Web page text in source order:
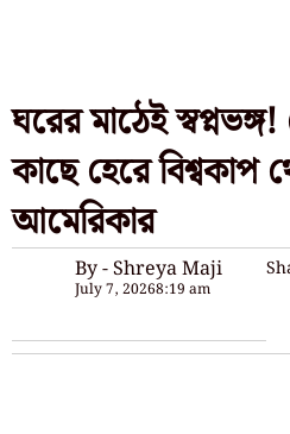
ঘরের মাঠেই
কাছে হেরে বিশ্বকাপ
আমেরিকার
By - Shreya Maji
July 7, 20268:19 am